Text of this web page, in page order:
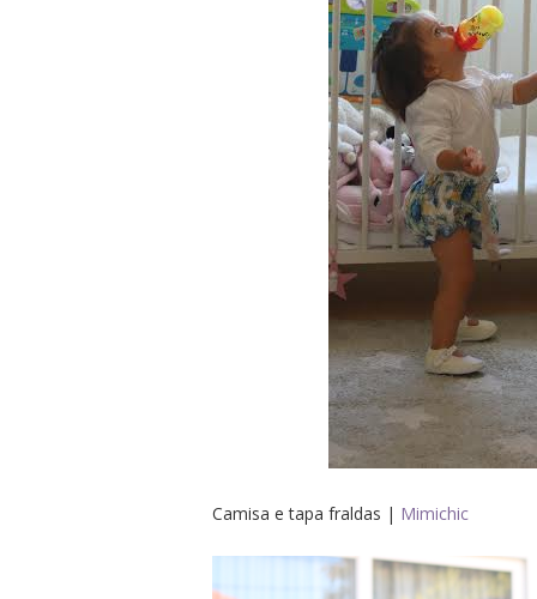
Camisa e tapa fraldas | Mimichic